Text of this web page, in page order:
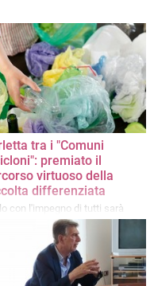
tra i "Comuni
premiato il
virtuoso della
differenziata
con l'impegno di tutti sarà
raggiungere obiettivi
più gratificanti»